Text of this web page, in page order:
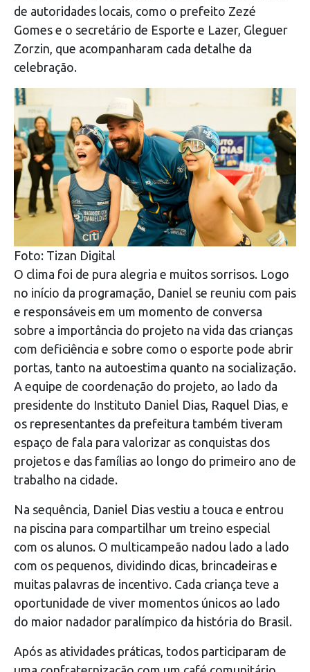
de autoridades locais, como o prefeito Zezé
Gomes e o secretário de Esporte e Lazer, Gleguer
Zorzin, que acompanharam cada detalhe da
celebração.
Foto: Tizan Digital
O clima foi de pura alegria e muitos sorrisos. Logo
no início da programação, Daniel se reuniu com pais
e responsáveis em um momento de conversa
sobre a importância do projeto na vida das crianças
com deficiência e sobre como o esporte pode abrir
portas, tanto na autoestima quanto na socialização.
A equipe de coordenação do projeto, ao lado da
presidente do Instituto Daniel Dias, Raquel Dias, e
os representantes da prefeitura também tiveram
espaço de fala para valorizar as conquistas dos
projetos e das famílias ao longo do primeiro ano de
trabalho na cidade.
Na sequência, Daniel Dias vestiu a touca e entrou
na piscina para compartilhar um treino especial
com os alunos. O multicampeão nadou lado a lado
com os pequenos, dividindo dicas, brincadeiras e
muitas palavras de incentivo. Cada criança teve a
oportunidade de viver momentos únicos ao lado
do maior nadador paralímpico da história do Brasil.
Após as atividades práticas, todos participaram de